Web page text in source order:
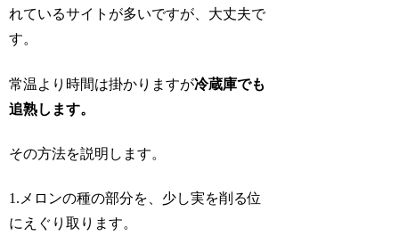
れているサイトが多いですが、大丈夫で
す。
常温より時間は掛かりますが冷蔵庫でも
追熟します。
その方法を説明します。
1.メロンの種の部分を、少し実を削る位
にえぐり取ります。